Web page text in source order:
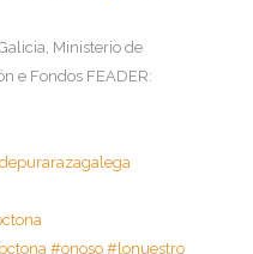
Ministerio de
e Fondos FEADER:
#onoso #lonuestro